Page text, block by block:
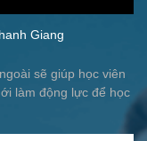
Giang
sẽ giúp học viên
làm động lực để học